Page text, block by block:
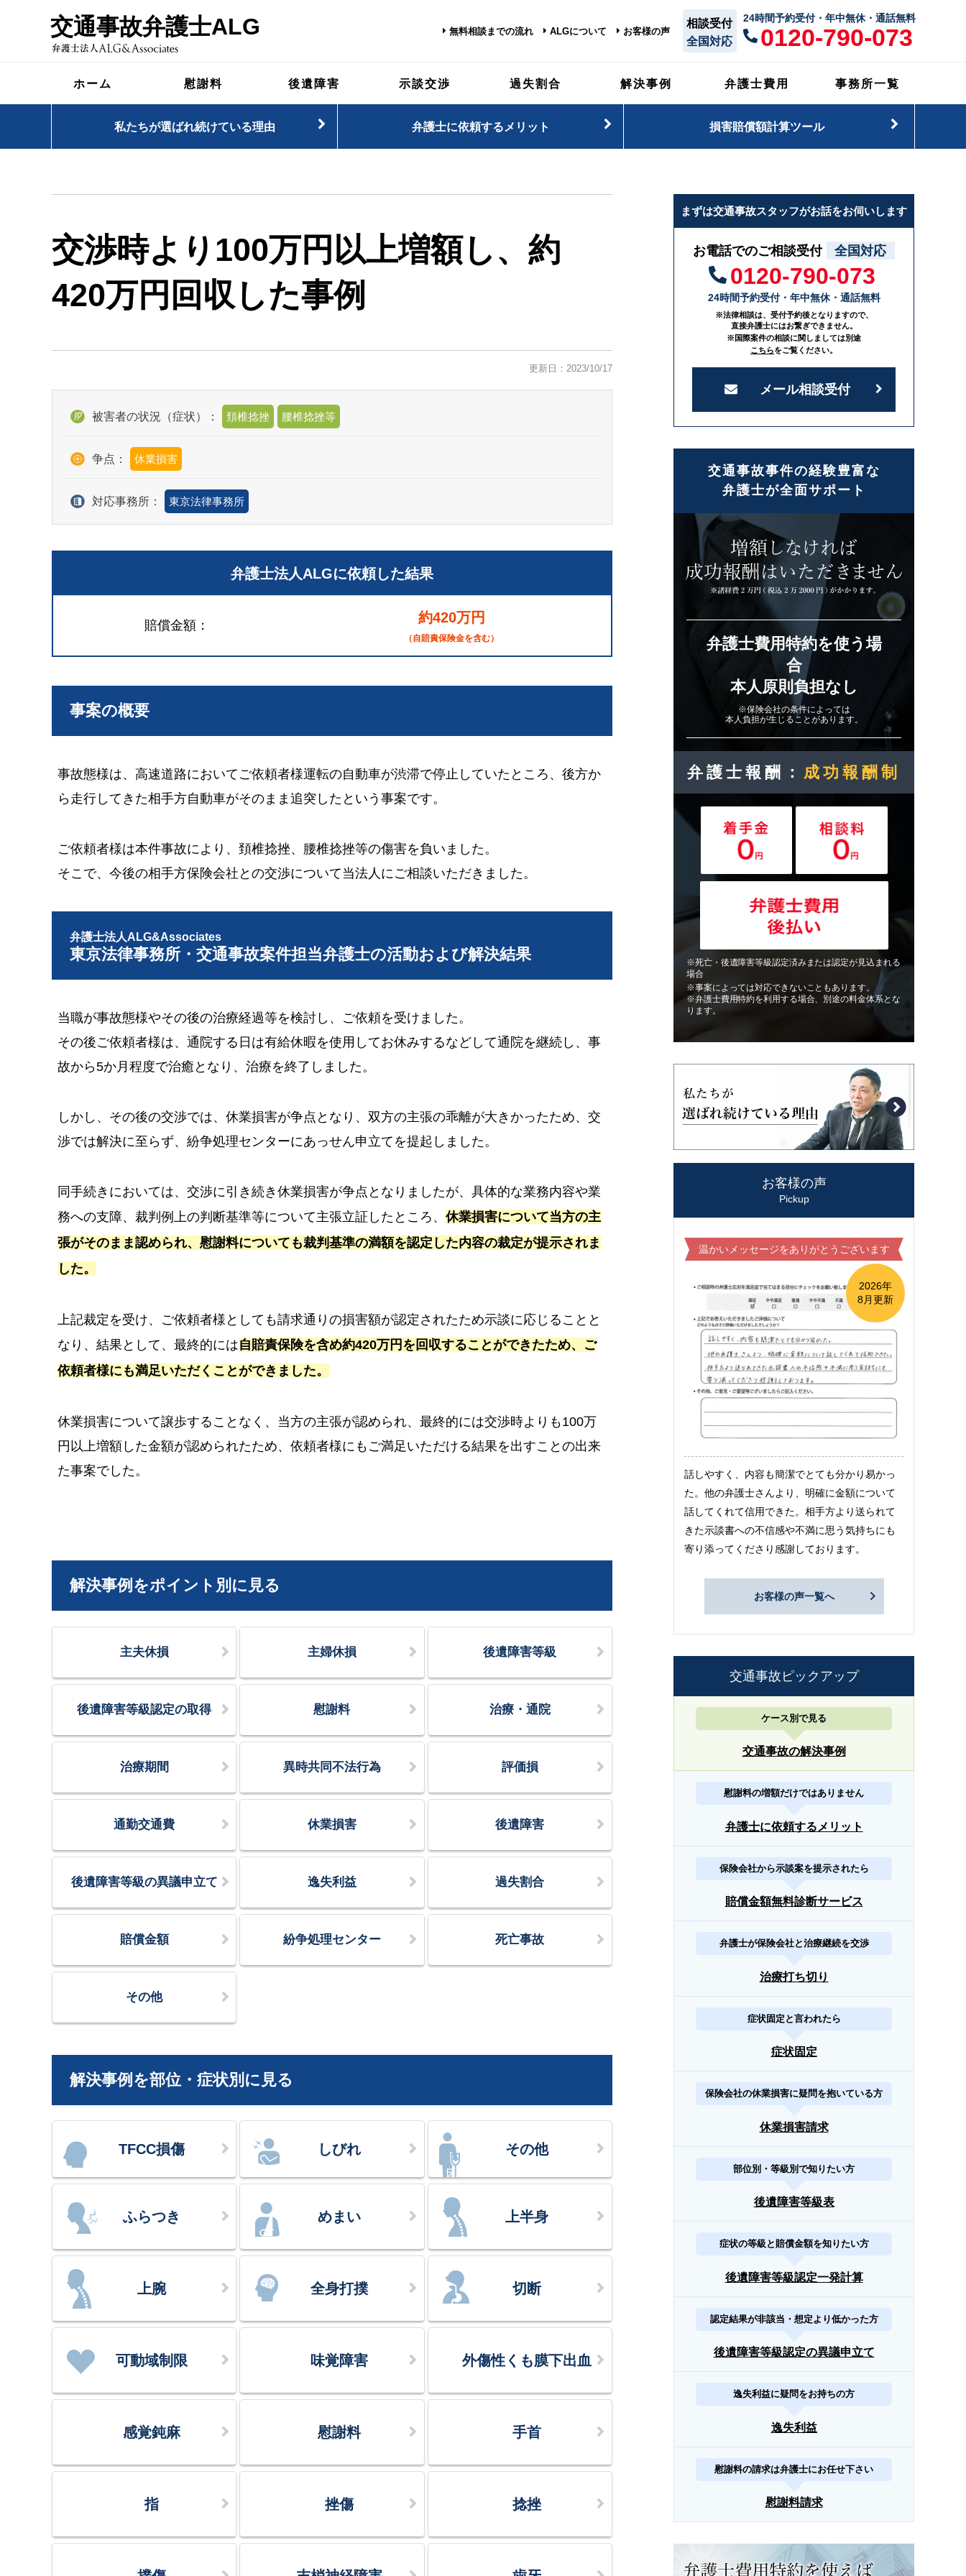
交通事故弁護士ALG 無料相談までの流れ ALGについて お客様の声
相談受付
全国対応
24時間予約受付・年中無休・通話無料
0120-790-073
ホーム 慰謝料 後遺障害 示談交渉 過失割合 解決事例 弁護士費用 事務所一覧
私たちが選ばれ続けている理由 弁護士に依頼するメリット 損害賠償額計算ツール
交渉時より100万円以上増額し、約
420万円回収した事例
更新日：2023/10/17
被害者の状況（症状）： 頚椎捻挫 腰椎捻挫等
争点： 休業損害
対応事務所： 東京法律事務所
弁護士法人ALGに依頼した結果
賠償金額 約420万円
（自賠責保険金を含む）
事案の概要
事故態様は、高速道路においてご依頼者様運転の自動車が渋滞で停止していたところ、後方か
ら走行してきた相手方自動車がそのまま追突したという事案です。
ご依頼者様は本件事故により、頚椎捻挫、腰椎捻挫等の傷害を負いました。
そこで、今後の相手方保険会社との交渉について当法人にご相談いただきました。
弁護士法人ALG&Associates
東京法律事務所・交通事故案件担当弁護士の活動および解決結果
当職が事故態様やその後の治療経過等を検討し、ご依頼を受けました。
その後ご依頼者様は、通院する日は有給休暇を使用してお休みするなどして通院を継続し、事
故から5か月程度で治癒となり、治療を終了しました。
しかし、その後の交渉では、休業損害が争点となり、双方の主張の乖離が大きかったため、交
渉では解決に至らず、紛争処理センターにあっせん申立てを提起しました。
同手続きにおいては、交渉に引き続き休業損害が争点となりましたが、具体的な業務内容や業
務への支障、裁判例上の判断基準等について主張立証したところ、 休業損害について当方の主
張がそのまま認められ、慰謝料についても裁判基準の満額を認定した内容の裁定が提示されま
した。
上記裁定を受け、ご依頼者様としても請求通りの損害額が認定されたため示談に応じることと
なり、結果として、最終的には自賠責保険を含め約420万円を回収することができたため、ご
依頼者様にも満足いただくことができました。
休業損害について譲歩することなく、当方の主張が認められ、最終的には交渉時よりも100万
円以上増額した金額が認められたため、依頼者様にもご満足いただける結果を出すことの出来
た事案でした。
解決事例をポイント別に見る
主夫休損 主婦休損 後遺障害等級
後遺障害等級認定の取得 慰謝料 治療・通院
治療期間 異時共同不法行為 評価損
通勤交通費 休業損害 後遺障害
後遺障害等級の異議申立て 逸失利益 過失割合
賠償金額 紛争処理センター 死亡事故
その他
解決事例を部位・症状別に見る
TFCC損傷 しびれ その他
ふらつき めまい 上半身
上腕 全身打撲 切断
可動域制限 味覚障害 外傷性くも膜下出血
感覚鈍麻 慰謝料 手首
指 挫傷 捻挫
まずは交通事故スタッフがお話をお伺いします
お電話でのご相談受付 全国対応
0120-790-073
24時間予約受付・年中無休・通話無料
※法律相談は、受付予約後となりますので、
直接弁護士にはお繋ぎできません。
※国際案件の相談に関しましては別途
こちらをご覧ください。
メール相談受付
交通事故事件の経験豊富な
弁護士が全面サポート
弁護士費用特約を使う場
合
本人原則負担なし
※保険会社の条件によっては
本人負担が生じることがあります。
弁護士報酬： 成功報酬制
※死亡・後遺障害等級認定済みまたは認定が見込まれる
場合
※事案によっては対応できないこともあります。
※弁護士費用特約を利用する場合、別途の料金体系とな
ります。
お客様の声
Pickup
温かいメッセージをありがとうございます
2026年
8月更新
話しやすく、内容も簡潔でとても分かり易かっ
た。他の弁護士さんより、明確に金額について
話してくれて信用できた。相手方より送られて
きた示談書への不信感や不満に思う気持ちにも
寄り添ってくださり感謝しております。
お客様の声一覧へ
交通事故ピックアップ
ケース別で見る
交通事故の解決事例
慰謝料の増額だけではありません
弁護士に依頼するメリット
保険会社から示談案を提示されたら
賠償金額無料診断サービス
弁護士が保険会社と治療継続を交渉
治療打ち切り
症状固定と言われたら
症状固定
保険会社の休業損害に疑問を抱いている方
休業損害請求
部位別・等級別で知りたい方
後遺障害等級表
症状の等級と賠償金額を知りたい方
後遺障害等級認定一発計算
認定結果が非該当・想定より低かった方
後遺障害等級認定の異議申立て
逸失利益に疑問をお持ちの方
逸失利益
慰謝料の請求は弁護士にお任せ下さい
慰謝料請求